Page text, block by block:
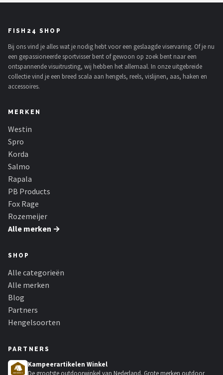
Mikado
Alle merken →
FISH24 SHOP
Bij ons vind je alles wat je nodig hebt voor een geslaagde viservaring. Of je nu
een gepassioneerde sportvisser bent of gewoon op zoek bent naar een
ontspannende visuitrusting, wij hebben het allemaal. In onze uitgebreide
collectie vind je een breed scala aan hengels, reels, vislijnen, aas, haken en
accessoires.
MERKEN
Westin
Spro
Korda
Salmo
Rapala
PB Products
Fox Rage
Rozemeijer
Alle merken →
SHOP
Alle categorieën
Alle merken
Blog
Partners
Hengelsoorten
PARTNERS
Kampeerartikelen Winkel
De grootste outdoorwinkel van Nederland. Grote merken outdoor